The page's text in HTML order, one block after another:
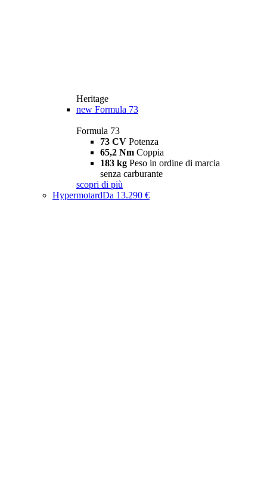
Heritage
new Formula 73
Formula 73
73 CV Potenza
65,2 Nm Coppia
183 kg Peso in ordine di marcia
senza carburante
scopri di più
HypermotardDa 13.290 €